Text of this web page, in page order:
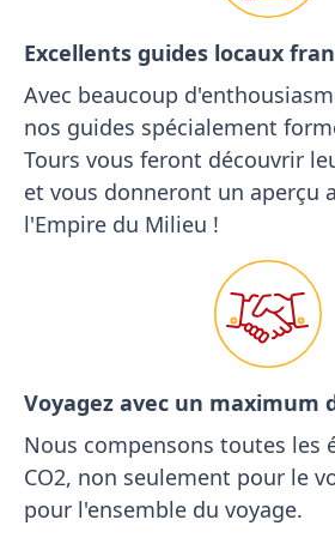
Excellents guides locaux
Avec beaucoup
nos guides spécialement
Tours vous feront découvrir
et vous donneront un aperçu
l'Empire du Milieu !
Voyagez avec un maximum
Nous compensons toutes les
CO2, non seulement pour le
pour l'ensemble du voyage.